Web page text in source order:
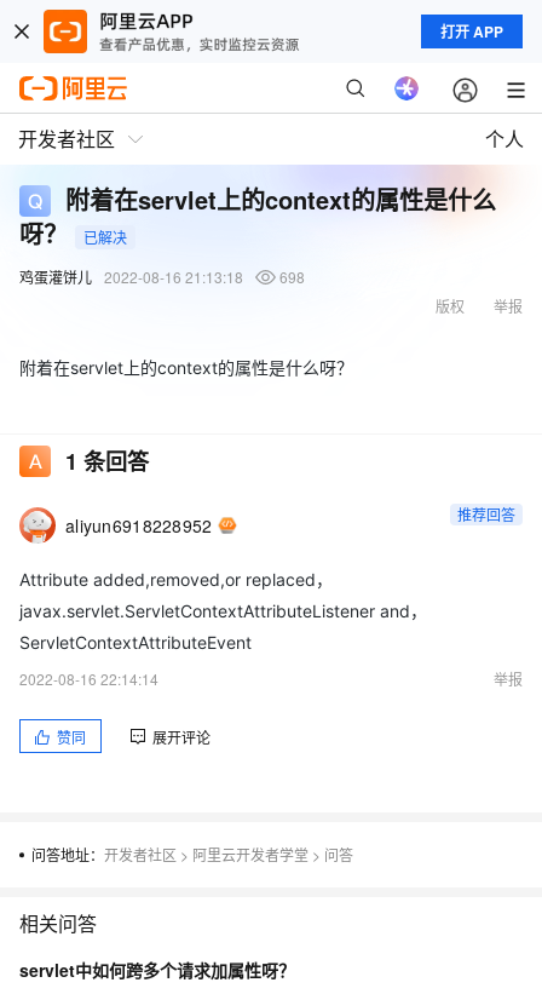
打开 APP
开发者社区 个人
附着在servlet上的context的属性是什么
呀？
已解决
鸡蛋灌饼儿 2022-08-16 21:13:18
698
举报
版权
附着在servlet上的context的属性是什么呀？
1 条回答
aliyun6918228952 推荐回答
Attribute added,removed,or replaced，
javax.servlet.ServletContextAttributeListener and，
ServletContextAttributeEvent
2022-08-16 22:14:14
举报
赞同 展开评论
问答地址： 开发者社区 > 阿里云开发者学堂 > 问答
相关问答
servlet中如何跨多个请求加属性呀？